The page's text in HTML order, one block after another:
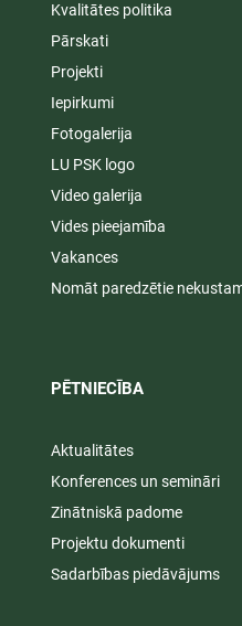
Kvalitātes politika
Pārskati
Projekti
Iepirkumi
Fotogalerija
LU PSK logo
Video galerija
Vides pieejamība
Vakances
Nomāt paredzētie
PĒTNIECĪBA
Aktualitātes
Konferences un semināri
Zinātniskā padome
Projektu dokumenti
Sadarbības piedāvājums